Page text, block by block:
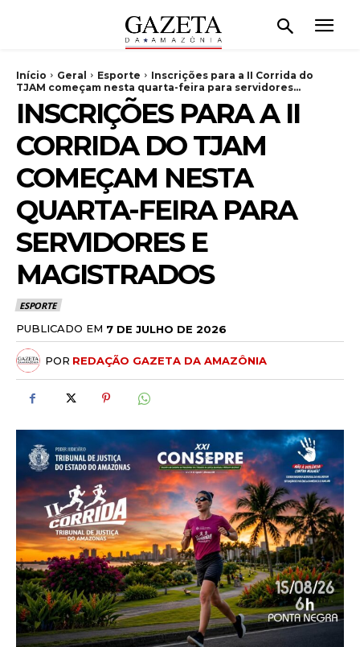
Início Geral Esporte
Inscrições para a II Corrida do
TJAM começam nesta quarta-feira para servidores...
INSCRIÇÕES PARA A II
CORRIDA DO TJAM
COMEÇAM NESTA
QUARTA-FEIRA PARA
SERVIDORES E
MAGISTRADOS
ESPORTE
PUBLICADO EM 7 DE JULHO DE 2026
POR REDAÇÃO GAZETA DA AMAZÔNIA